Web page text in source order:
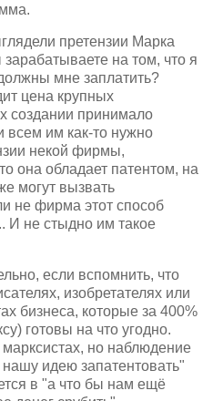
претензии Марка
на том, что я
мне заплатить?
цена крупных
создании принимало
всем им как-то нужно
некой фирмы,
она обладает патентом, на
могут вызвать
не фирма этот способ
И не стыдно им такое
если вспомнить, что
изобретателях или
бизнеса, которые за 400%
готовы на что угодно.
но наблюдение
идею запатентовать"
в "а что бы нам ещё